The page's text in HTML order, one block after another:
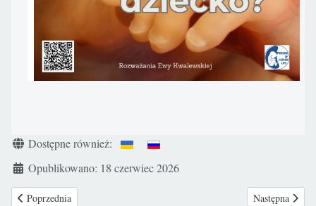
Szczegóły
Dostępne również:
Opublikowano: 18 czerwiec 2026
Poprzednia strona: Kanada: „Rocznica, którą należy opłakiwać”.
Poprzednia Następna
Następna